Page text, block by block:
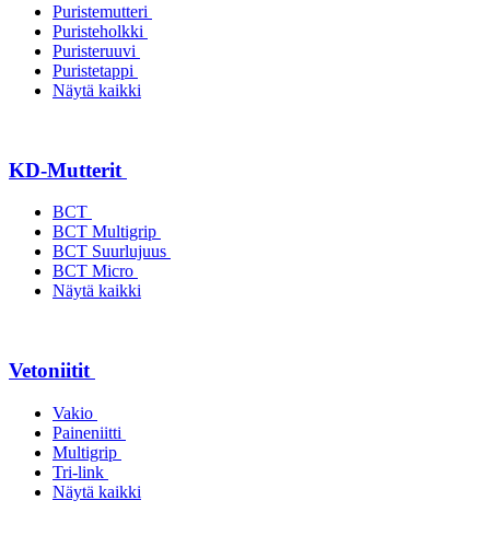
Puristemutteri
Puristeholkki
Puristeruuvi
Puristetappi
Näytä kaikki
KD-Mutterit
BCT
BCT Multigrip
BCT Suurlujuus
BCT Micro
Näytä kaikki
Vetoniitit
Vakio
Paineniitti
Multigrip
Tri-link
Näytä kaikki